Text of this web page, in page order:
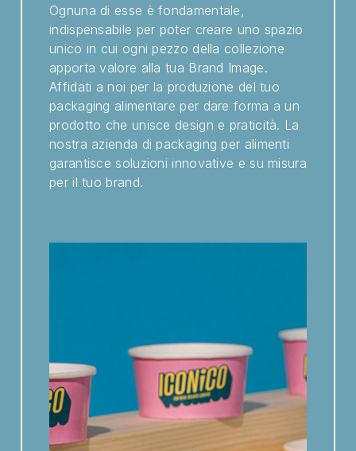
Ognuna di esse è fondamentale,
indispensabile per poter creare uno spazio
unico in cui ogni pezzo della collezione
apporta valore alla tua Brand Image.
Affidati a noi per la produzione del tuo
packaging alimentare per dare forma a un
prodotto che unisce design e praticità. La
nostra azienda di packaging per alimenti
garantisce soluzioni innovative e su misura
per il tuo brand.